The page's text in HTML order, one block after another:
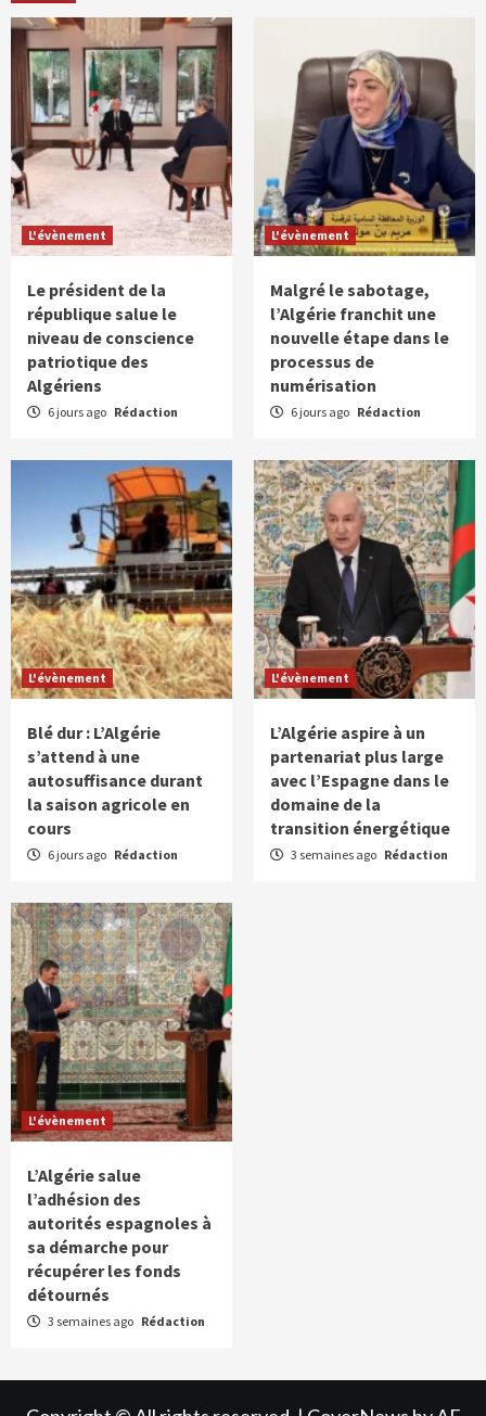
L'évènement
Le président de la
république salue le
niveau de conscience
patriotique des
Algériens
6 jours ago Rédaction
L'évènement
Malgré le sabotage,
l’Algérie franchit une
nouvelle étape dans le
processus de
numérisation
6 jours ago Rédaction
L'évènement
Blé dur : L’Algérie
s’attend à une
autosuffisance durant
la saison agricole en
cours
6 jours ago Rédaction
L'évènement
L’Algérie aspire à un
partenariat plus large
avec l’Espagne dans le
domaine de la
transition énergétique
3 semaines ago Rédaction
L'évènement
L’Algérie salue
l’adhésion des
autorités espagnoles à
sa démarche pour
récupérer les fonds
détournés
3 semaines ago Rédaction